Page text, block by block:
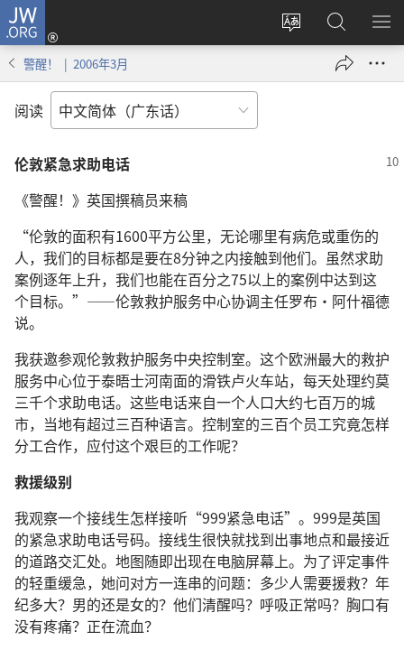
JW.ORG
更
登
录
（打
搜
索
JW.ORG
显
警醒！ | 2006年3月
阅读
伦敦紧急求助电话
《警醒！》英国撰稿员来稿
“伦敦的面积有1600平方公里，无论哪里有病危或重伤的
人，我们的目标都是要在8分钟之内接触到他们。虽然求助
案例逐年上升，我们也能在百分之75以上的案例中达到这
个目标。”——伦敦救护服务中心协调主任罗布·阿什福德
说。
我获邀参观伦敦救护服务中央控制室。这个欧洲最大的救护
服务中心位于泰晤士河南面的滑铁卢火车站，每天处理约莫
三千个求助电话。这些电话来自一个人口大约七百万的城
市，当地有超过三百种语言。控制室的三百个员工究竟怎样
分工合作，应付这个艰巨的工作呢？
救援级别
我观察一个接线生怎样接听“999紧急电话”。999是英国
的紧急求助电话号码。接线生很快就找到出事地点和最接近
的道路交汇处。地图随即出现在电脑屏幕上。为了评定事件
的轻重缓急，她问对方一连串的问题：多少人需要援救？年
纪多大？男的还是女的？他们清醒吗？呼吸正常吗？胸口有
没有疼痛？正在流血？